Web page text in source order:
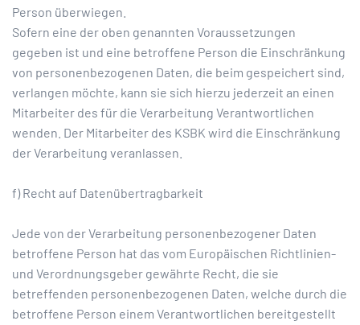
Person überwiegen.
Sofern eine der oben genannten Voraussetzungen
gegeben ist und eine betroffene Person die Einschränkung
von personenbezogenen Daten, die beim gespeichert sind,
verlangen möchte, kann sie sich hierzu jederzeit an einen
Mitarbeiter des für die Verarbeitung Verantwortlichen
wenden. Der Mitarbeiter des KSBK wird die Einschränkung
der Verarbeitung veranlassen.
f) Recht auf Datenübertragbarkeit
Jede von der Verarbeitung personenbezogener Daten
betroffene Person hat das vom Europäischen Richtlinien-
und Verordnungsgeber gewährte Recht, die sie
betreffenden personenbezogenen Daten, welche durch die
betroffene Person einem Verantwortlichen bereitgestellt